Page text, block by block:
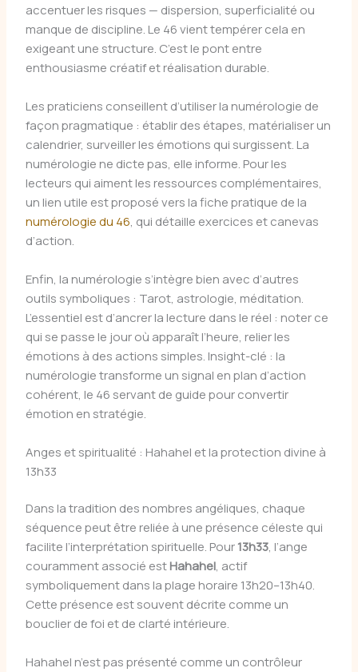
accentuer les risques — dispersion, superficialité ou
manque de discipline. Le 46 vient tempérer cela en
exigeant une structure. C’est le pont entre
enthousiasme créatif et réalisation durable.
Les praticiens conseillent d’utiliser la numérologie de
façon pragmatique : établir des étapes, matérialiser un
calendrier, surveiller les émotions qui surgissent. La
numérologie ne dicte pas, elle informe. Pour les
lecteurs qui aiment les ressources complémentaires,
un lien utile est proposé vers la fiche pratique de la
numérologie du 46, qui détaille exercices et canevas
d’action.
Enfin, la numérologie s’intègre bien avec d’autres
outils symboliques : Tarot, astrologie, méditation.
L’essentiel est d’ancrer la lecture dans le réel : noter ce
qui se passe le jour où apparaît l’heure, relier les
émotions à des actions simples. Insight-clé : la
numérologie transforme un signal en plan d’action
cohérent, le 46 servant de guide pour convertir
émotion en stratégie.
Anges et spiritualité : Hahahel et la protection divine à
13h33
Dans la tradition des nombres angéliques, chaque
séquence peut être reliée à une présence céleste qui
facilite l’interprétation spirituelle. Pour13h33, l’ange
couramment associé estHahahel, actif
symboliquement dans la plage horaire 13h20–13h40.
Cette présence est souvent décrite comme un
bouclier de foi et de clarté intérieure.
Hahahel n’est pas présenté comme un contrôleur